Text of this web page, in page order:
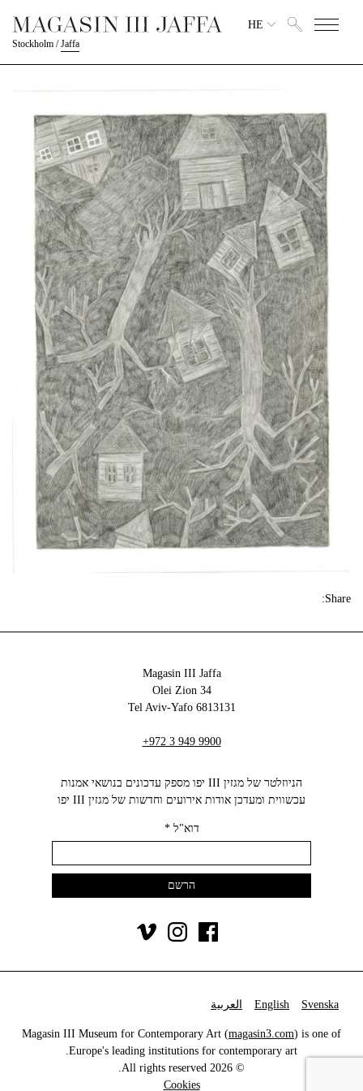
Stockholm /Jaffa
HE
Share:
Magasin III Jaffa
34 Olei Zion
6813131 Tel Aviv-Yafo
+972 3 949 9900
הניוזלטר של מגזין III יפו מספק עדכונים בנושאי אמנות
עכשווית ומעדכן אודות אירועים וחדשות של מגזין III יפו‬
דוא"ל*
Svenska
English العربية
Magasin III Museum for Contemporary Art (magasin3.com) is one of
Europe's leading institutions for contemporary art.
© 2026 All rights reserved.
Cookies